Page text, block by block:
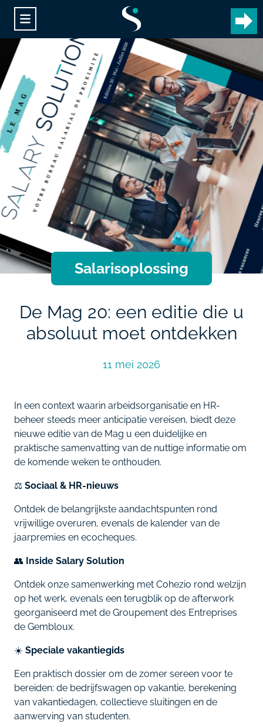
Salarisoplossing
De Mag 20: een editie die u
absoluut moet ontdekken
11 mei 2026
In een context waarin arbeidsorganisatie en HR-
beheer steeds meer anticipatie vereisen, biedt deze
nieuwe editie van de Mag u een duidelijke en
praktische samenvatting van de nuttige informatie om
de komende weken te onthouden.
⚖️ Sociaal & HR-nieuws
Ontdek de belangrijkste aandachtspunten rond
vrijwillige overuren, evenals de kalender van de
jaarpremies en ecocheques.
👥 Inside Salary Solution
Ontdek onze samenwerking met Cohezio rond welzijn
op het werk, evenals een terugblik op de afterwork
georganiseerd met de Groupement des Entreprises
de Gembloux.
☀️ Speciale vakantiegids
Een praktisch dossier om de zomer sereen voor te
bereiden: de bedrijfswagen op vakantie, berekening
van vakantiedagen, collectieve sluitingen en de
aanwerving van studenten.